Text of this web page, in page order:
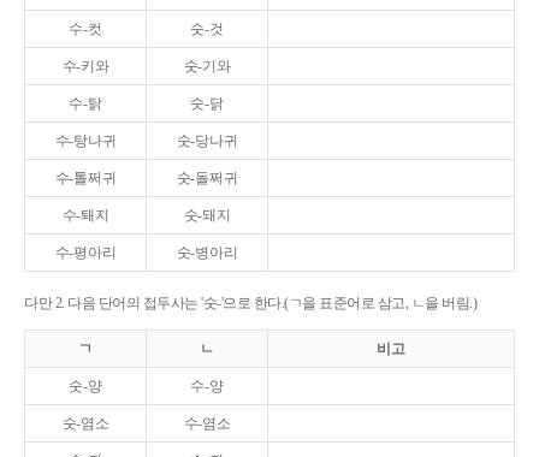
수-컷 숫-것
수-키와 숫-기와
수-탉 숫-닭
수-탕나귀 숫-당나귀
수-톨쩌귀 숫-돌쩌귀
수-퇘지 숫-돼지
수-평아리 숫-병아리
다만 2. 다음 단어의 접두사는 '숫-'으로 한다.(ㄱ을 표준어로 삼고, ㄴ을 버림.)
ㄱ ㄴ 비고
숫-양 수-양
숫-염소 수-염소